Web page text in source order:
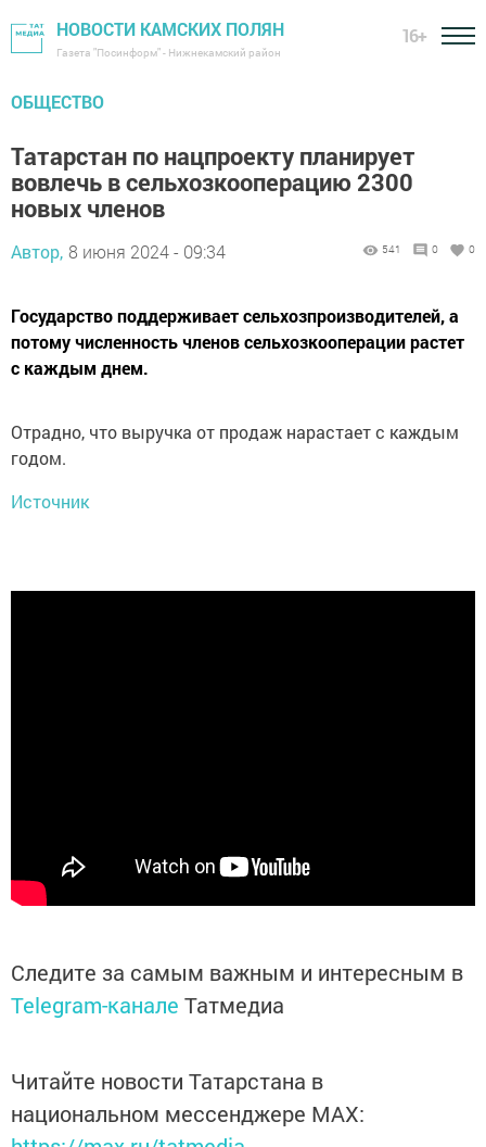
НОВОСТИ КАМСКИХ ПОЛЯН
Газета "Посинформ" - Нижнекамский район
16+
ОБЩЕСТВО
Татарстан по нацпроекту планирует
вовлечь в сельхозкооперацию 2300
новых членов
Автор, 8 июня 2024 - 09:34 541 0 0
Государство поддерживает сельхозпроизводителей, а
потому численность членов сельхозкооперации растет
с каждым днем.
Отрадно, что выручка от продаж нарастает с каждым
годом.
Источник
Следите за самым важным и интересным в
Telegram-канале Татмедиа
Читайте новости Татарстана в
национальном мессенджере MАХ: